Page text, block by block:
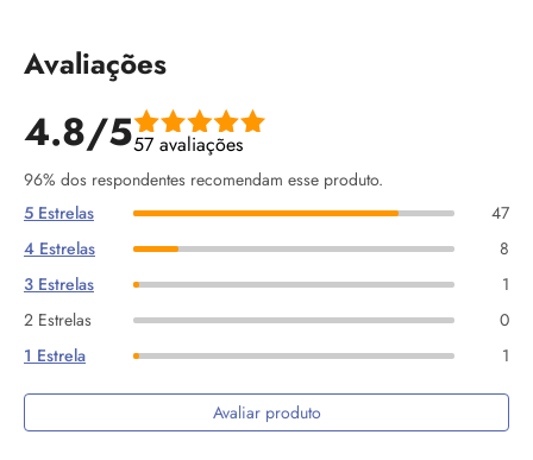
Avaliações
4.8/557 avaliações
96% dos respondentes recomendam esse produto.
5 Estrelas
47
4 Estrelas
8
3 Estrelas
1
2 Estrelas
0
1 Estrela
1
Avaliar produto